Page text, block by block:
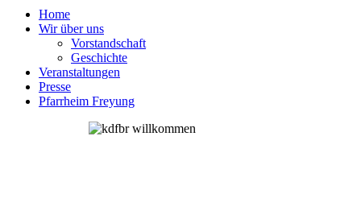
Home
Wir über uns
Vorstandschaft
Geschichte
Veranstaltungen
Presse
Pfarrheim Freyung